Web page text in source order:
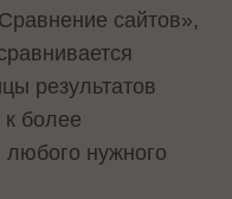
сайтов»,
результатов
более
нужного